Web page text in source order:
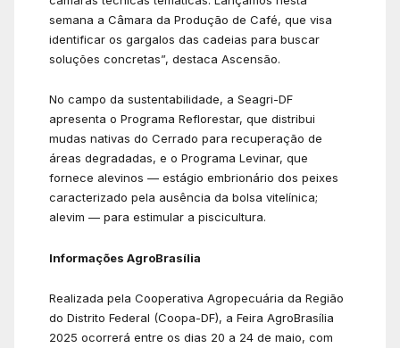
semana a Câmara da Produção de Café, que visa
identificar os gargalos das cadeias para buscar
soluções concretas”, destaca Ascensão.
No campo da sustentabilidade, a Seagri-DF
apresenta o Programa Reflorestar, que distribui
mudas nativas do Cerrado para recuperação de
áreas degradadas, e o Programa Levinar, que
fornece alevinos — estágio embrionário dos peixes
caracterizado pela ausência da bolsa vitelínica;
alevim — para estimular a piscicultura.
Informações AgroBrasília
Realizada pela Cooperativa Agropecuária da Região
do Distrito Federal (Coopa-DF), a Feira AgroBrasília
2025 ocorrerá entre os dias 20 a 24 de maio, com